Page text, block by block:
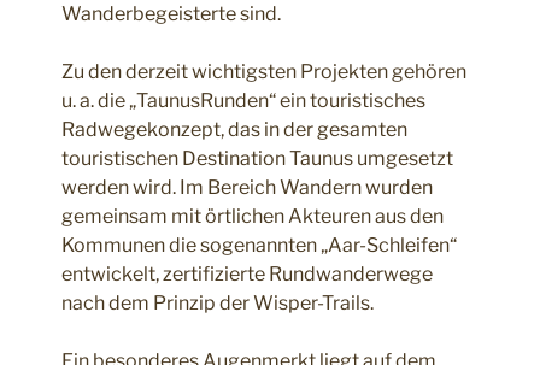
Wanderbegeisterte sind.
Zu den derzeit wichtigsten Projekten gehören
u. a. die „TaunusRunden“ ein touristisches
Radwegekonzept, das in der gesamten
touristischen Destination Taunus umgesetzt
werden wird. Im Bereich Wandern wurden
gemeinsam mit örtlichen Akteuren aus den
Kommunen die sogenannten „Aar-Schleifen“
entwickelt, zertifizierte Rundwanderwege
nach dem Prinzip der Wisper-Trails.
Ein besonderes Augenmerkt liegt auf dem